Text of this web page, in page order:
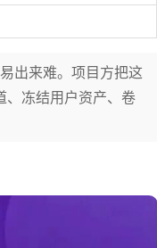
出来难。项目方把这
、冻结用户资产、卷